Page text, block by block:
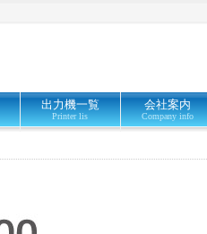
出力機一覧
Printer lis
会社案内
Company info